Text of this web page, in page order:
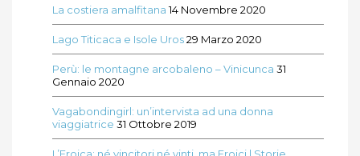
La costiera amalfitana 14 Novembre 2020
Lago Titicaca e Isole Uros29 Marzo 2020
Perù: le montagne arcobaleno – Vinicunca 31
Gennaio 2020
Vagabondingirl: un’intervista ad una donna
viaggiatrice 31 Ottobre 2019